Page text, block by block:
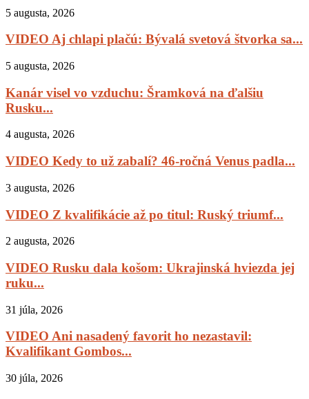
5 augusta, 2026
VIDEO Aj chlapi plačú: Bývalá svetová štvorka sa...
5 augusta, 2026
Kanár visel vo vzduchu: Šramková na ďalšiu
Rusku...
4 augusta, 2026
VIDEO Kedy to už zabalí? 46-ročná Venus padla...
3 augusta, 2026
VIDEO Z kvalifikácie až po titul: Ruský triumf...
2 augusta, 2026
VIDEO Rusku dala košom: Ukrajinská hviezda jej
ruku...
31 júla, 2026
VIDEO Ani nasadený favorit ho nezastavil:
Kvalifikant Gombos...
30 júla, 2026